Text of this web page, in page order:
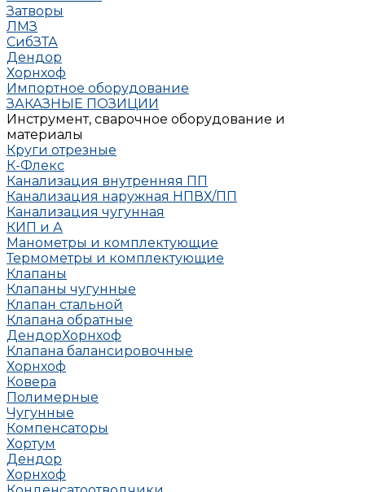
Затворы
ЛМЗ
СибЗТА
Дендор
Хорнхоф
Импортное оборудование
ЗАКАЗНЫЕ ПОЗИЦИИ
Инструмент, сварочное оборудование и
материалы
Круги отрезные
К-Флекс
Канализация внутренняя ПП
Канализация наружная НПВХ/ПП
Канализация чугунная
КИП и А
Манометры и комплектующие
Термометры и комплектующие
Клапаны
Клапаны чугунные
Клапан стальной
Клапана обратные
ДендорХорнхоф
Клапана балансировочные
Хорнхоф
Ковера
Полимерные
Чугунные
Компенсаторы
Хортум
Дендор
Хорнхоф